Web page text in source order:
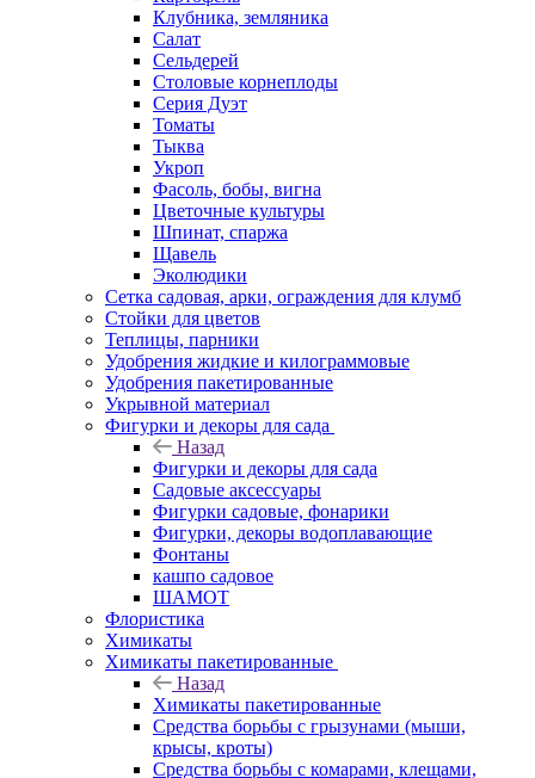
Клубника, земляника
Салат
Сельдерей
Столовые корнеплоды
Серия Дуэт
Томаты
Тыква
Укроп
Фасоль, бобы, вигна
Цветочные культуры
Шпинат, спаржа
Щавель
Эколюдики
Сетка садовая, арки, ограждения для клумб
Стойки для цветов
Теплицы, парники
Удобрения жидкие и килограммовые
Удобрения пакетированные
Укрывной материал
Фигурки и декоры для сада
Назад
Фигурки и декоры для сада
Садовые аксессуары
Фигурки садовые, фонарики
Фигурки, декоры водоплавающие
Фонтаны
кашпо садовое
ШАМОТ
Флористика
Химикаты
Химикаты пакетированные
Назад
Химикаты пакетированные
Средства борьбы с грызунами (мыши,
крысы, кроты)
Средства борьбы с комарами, клещами,